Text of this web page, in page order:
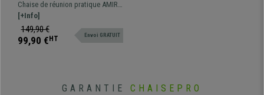
Empilable, Orange
Chaise de réunion pratique AMIR,
design spectaculaire pour donner
une touche moderne aux salles
d'attente de conférences.
[+Info]
149,90 €
99,90 € HT Envoi GRATUIT
GARANTIE CHAISEPRO